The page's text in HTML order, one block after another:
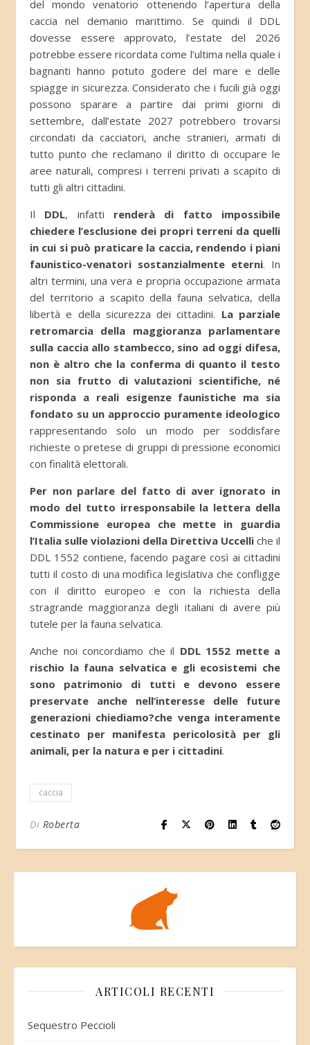
del mondo venatorio ottenendo l’apertura della
caccia nel demanio marittimo. Se quindi il DDL
dovesse essere approvato, l’estate del 2026
potrebbe essere ricordata come l’ultima nella quale i
bagnanti hanno potuto godere del mare e delle
spiagge in sicurezza. Considerato che i fucili già oggi
possono sparare a partire dai primi giorni di
settembre, dall’estate 2027 potrebbero trovarsi
circondati da cacciatori, anche stranieri, armati di
tutto punto che reclamano il diritto di occupare le
aree naturali, compresi i terreni privati a scapito di
tutti gli altri cittadini.
Il DDL, infatti renderà di fatto impossibile
chiedere l’esclusione dei propri terreni da quelli
in cui si può praticare la caccia, rendendo i piani
faunistico-venatori sostanzialmente eterni. In
altri termini, una vera e propria occupazione armata
del territorio a scapito della fauna selvatica, della
libertà e della sicurezza dei cittadini. La parziale
retromarcia della maggioranza parlamentare
sulla caccia allo stambecco, sino ad oggi difesa,
non è altro che la conferma di quanto il testo
non sia frutto di valutazioni scientifiche, né
risponda a reali esigenze faunistiche ma sia
fondato su un approccio puramente ideologico
rappresentando solo un modo per soddisfare
richieste o pretese di gruppi di pressione economici
con finalità elettorali.
Per non parlare del fatto di aver ignorato in
modo del tutto irresponsabile la lettera della
Commissione europea che mette in guardia
l’Italia sulle violazioni della Direttiva Uccelli che il
DDL 1552 contiene, facendo pagare così ai cittadini
tutti il costo di una modifica legislativa che confligge
con il diritto europeo e con la richiesta della
stragrande maggioranza degli italiani di avere più
tutele per la fauna selvatica.
Anche noi concordiamo che il DDL 1552 mette a
rischio la fauna selvatica e gli ecosistemi che
sono patrimonio di tutti e devono essere
preservate anche nell’interesse delle future
generazioni chiediamo?che venga interamente
cestinato per manifesta pericolosità per gli
animali, per la natura e per i cittadini.
caccia
Di Roberta
ARTICOLI RECENTI
Sequestro Peccioli